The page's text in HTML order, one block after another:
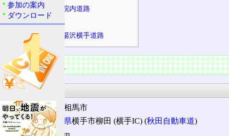
一般国道13号院内道路
計画路線
一般国道13号湯沢横手道路
道路の情報
起点・終点
起点: 福島県相馬市
終点
:秋田県横手市柳田 (横手IC) (秋田自動車道)
参加の案内
ダウンロード